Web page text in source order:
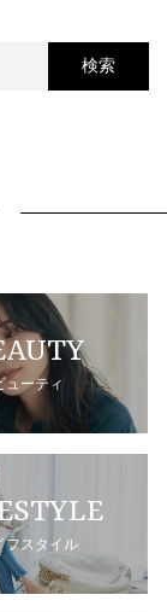
検索
ューティ
フスタイル